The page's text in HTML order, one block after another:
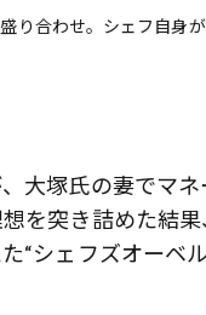
盛り合わせ。シェフ自
大塚氏の妻でマ
を突き詰めた結
“シェフズオーベ